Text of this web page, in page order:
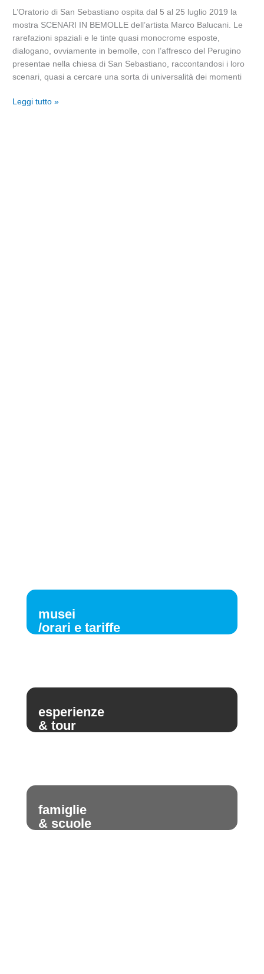
L’Oratorio di San Sebastiano ospita dal 5 al 25 luglio 2019 la
mostra SCENARI IN BEMOLLE dell’artista Marco Balucani. Le
rarefazioni spaziali e le tinte quasi monocrome esposte,
dialogano, ovviamente in bemolle, con l’affresco del Perugino
presentae nella chiesa di San Sebastiano, raccontandosi i loro
scenari, quasi a cercare una sorta di universalità dei momenti
di
San
Sebastiano
Leggi tutto »
musei
/orari e tariffe
esperienze
& tour
famiglie
& scuole